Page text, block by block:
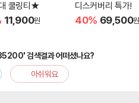
쿨링티★
11,900원
디스커버리 특가!
40% 69,500원
검색결과 어떠셨나요?
아쉬워요